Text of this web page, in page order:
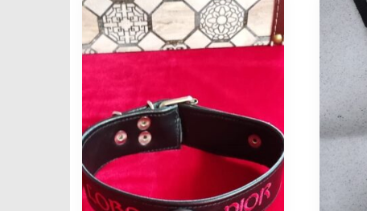
producto
variantes.
Las
opciones
se
pueden